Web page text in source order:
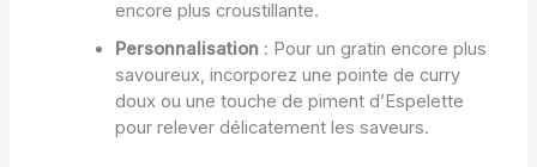
encore plus croustillante.
Personnalisation: Pour un gratin encore plus
savoureux, incorporez une pointe de curry
doux ou une touche de piment d’Espelette
pour relever délicatement les saveurs.